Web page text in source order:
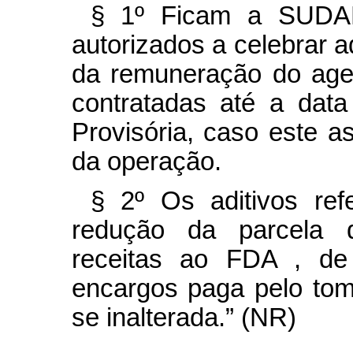
§ 1º Ficam a
autorizados a celebrar
da remuneração do
contratadas até a
Provisória, caso este
da operação.
§ 2º Os aditivos
redução da parcela
receitas ao FDA ,
encargos paga pelo
se inalterada.” (NR)